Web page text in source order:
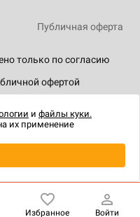
только по согласию
офертой
Публичная оферта
Избранное Войти
и файлы куки.
их применение